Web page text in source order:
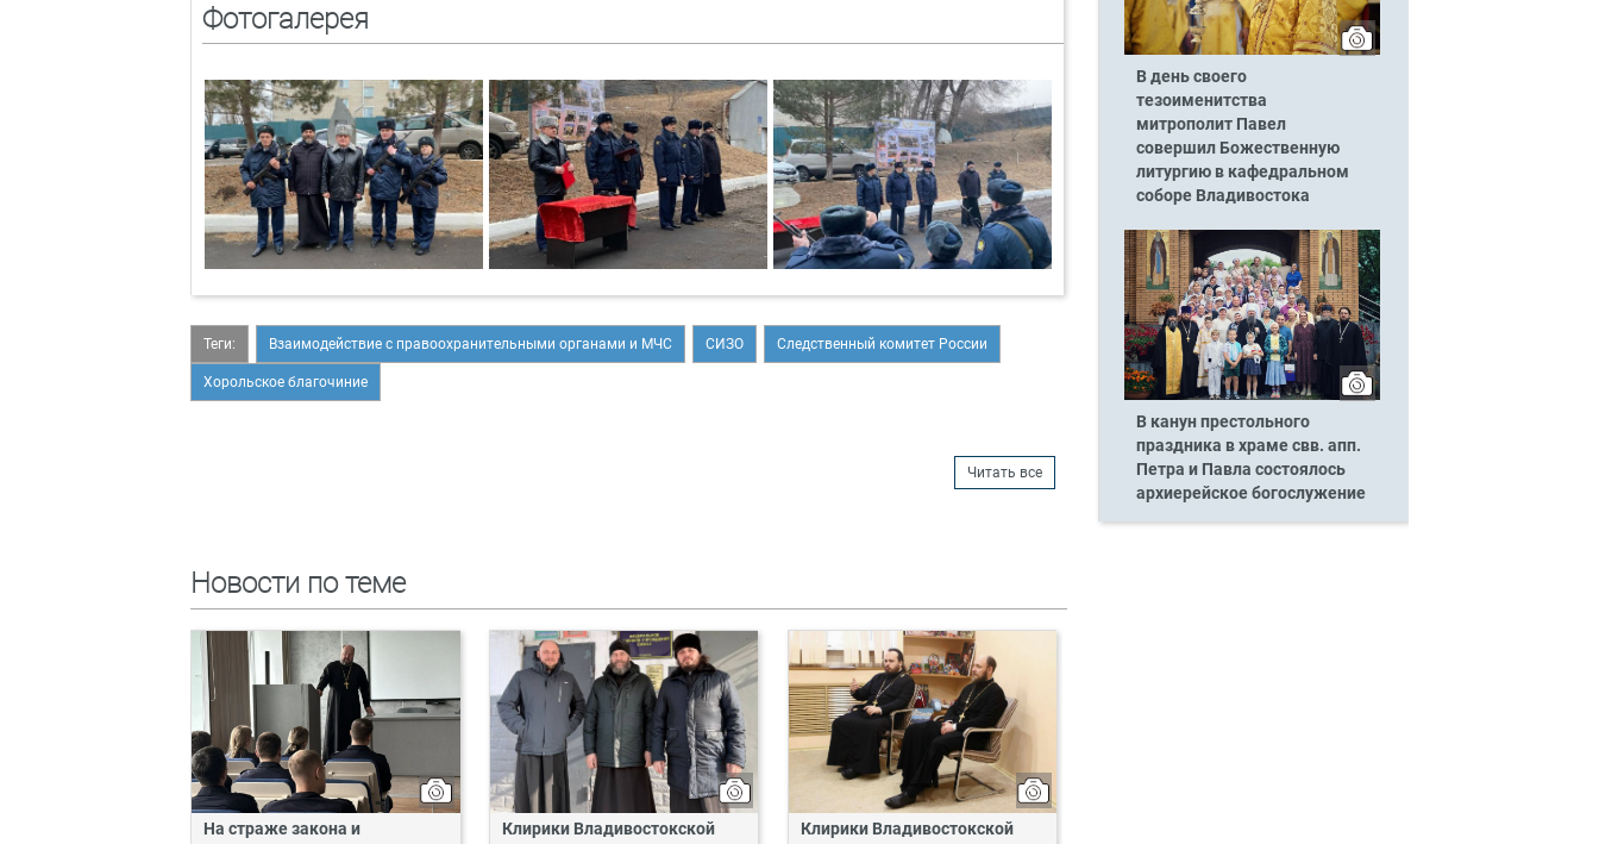
Фотогалерея
Теги: Взаимодействие с правоохранительными органами и МЧС СИЗО Следственный комитет России
Хорольское благочиние
Читать все
Новости по теме
На страже закона и
Клирики Владивостокской
Клирики Владивостокской
В день своего
тезоименитства
митрополит Павел
совершил Божественную
литургию в кафедральном
соборе Владивостока
В канун престольного
праздника в храме свв. апп.
Петра и Павла состоялось
архиерейское богослужение